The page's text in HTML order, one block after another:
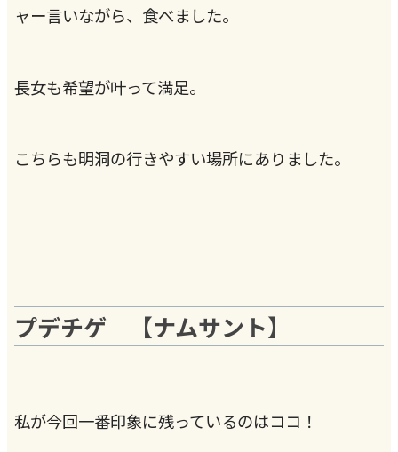
ャー言いながら、食べました。
長女も希望が叶って満足。
こちらも明洞の行きやすい場所にありました。
プデチゲ 【ナムサント】
私が今回一番印象に残っているのはココ！